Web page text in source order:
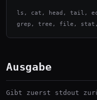
ls, cat, head, tail,
grep, tree, file, stat,
Ausgabe
Gibt zuerst stdout